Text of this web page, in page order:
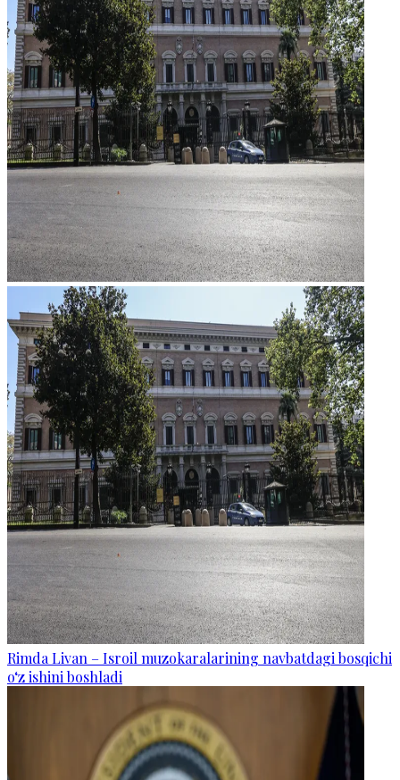
Rimda Livan – Isroil muzokaralarining navbatdagi bosqichi
o‘z ishini boshladi